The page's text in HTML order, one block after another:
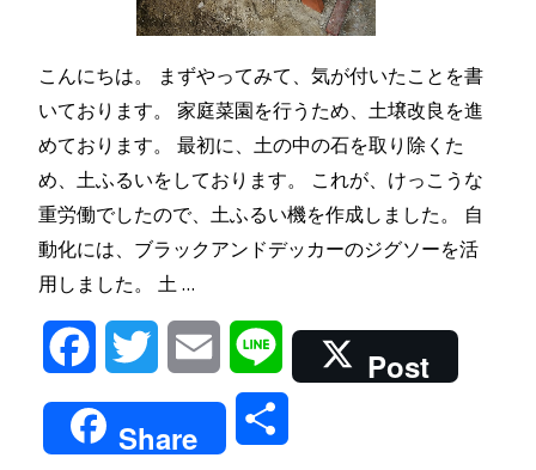
こんにちは。 まずやってみて、気が付いたことを書
いております。 家庭菜園を行うため、土壌改良を進
めております。 最初に、土の中の石を取り除くた
め、土ふるいをしております。 これが、けっこうな
重労働でしたので、土ふるい機を作成しました。 自
動化には、ブラックアンドデッカーのジグソーを活
用しました。 土 …
ふ
る
動
FacebookTwitter Email Line
Post
Share